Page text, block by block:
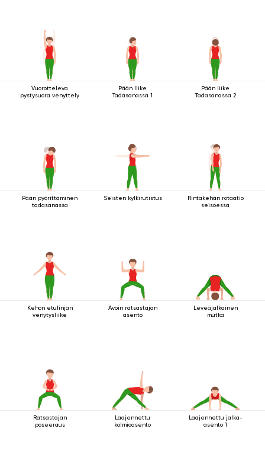
Vuorotteleva
pystysuora venyttely
Pään liike
Tadasanassa 1
Pään liike
Tadasanassa 2
Pään pyörittäminen
tadasanassa
Seisten kylkirutistus
Rintakehän rotaatio
seisoessa
Kehon etulinjan
venytysliike
Avoin ratsastajan
asento
Leveäjalkainen
mutka
Ratsastajan
poseeraus
Laajennettu
kolmioasento
Laajennettu jalka-
asento 1